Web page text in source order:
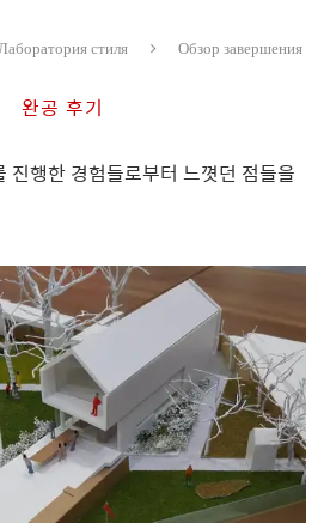
стиля Обзор завершения
완공 후기
진행한 경험들로부터 느꼇던 점들을